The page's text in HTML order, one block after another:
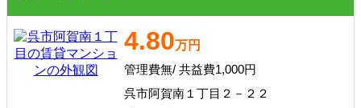
4.80万円
管理費無/ 共益費1,000円
呉市阿賀南１丁目２－２２